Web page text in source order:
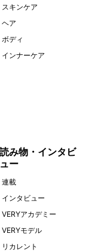
スキンケア
ヘア
ボディ
インナーケア
読み物・インタビ
ュー
連載
インタビュー
VERYアカデミー
VERYモデル
リカレント